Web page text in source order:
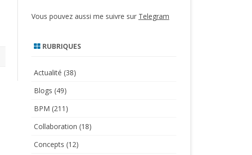
Vous pouvez aussi me suivre sur Telegram
RUBRIQUES
Actualité (38)
Blogs (49)
BPM (211)
Collaboration (18)
Concepts (12)